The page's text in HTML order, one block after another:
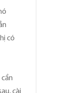
có
cài